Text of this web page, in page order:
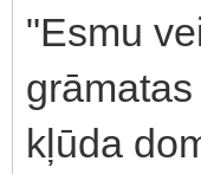
"Esmu
kļūda